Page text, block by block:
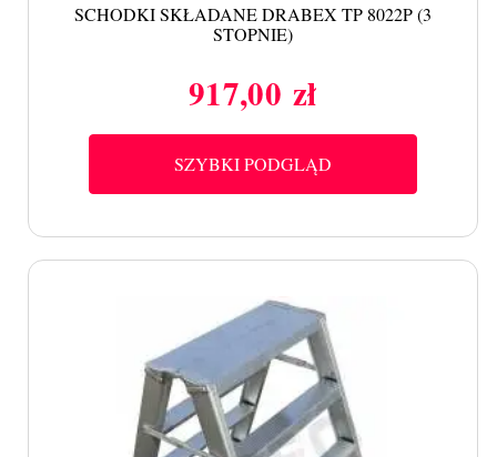
SCHODKI SKŁADANE DRABEX TP 8022P (3
STOPNIE)
Cena
917,00 zł
SZYBKI PODGLĄD